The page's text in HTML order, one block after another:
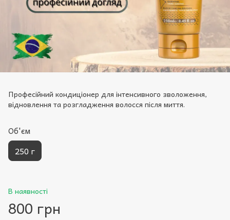
Професійний кондиціонер для інтенсивного зволоження,
відновлення та розгладження волосся після миття.
Oб'єм
250 г
В наявності
800 грн